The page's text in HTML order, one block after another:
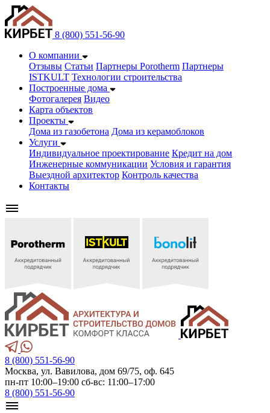
8 (800) 551-56-90
О компании
Отзывы Статьи Партнеры Porotherm Партнеры
ISTKULT Технологии строительства
Построенные дома
Фотогалерея Видео
Карта объектов
Проекты
Дома из газобетонa Дома из керамоблоков
Услуги
Индивидуальное проектирование Кредит на дом
Инженерные коммуникации Условия и гарантия
Выездной архитектор Контроль качества
Контакты
8 (800) 551-56-90
Москва, ул. Вавилова, дом 69/75, оф. 645
пн-пт 10:00–19:00 сб-вс: 11:00–17:00
8 (800) 551-56-90